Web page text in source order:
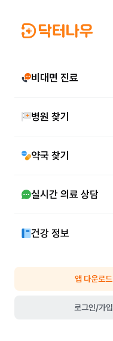
비대면 진료
병원 찾기
약국 찾기
실시간 의료 상담
건강 정보
앱 다운로드
로그인/가입